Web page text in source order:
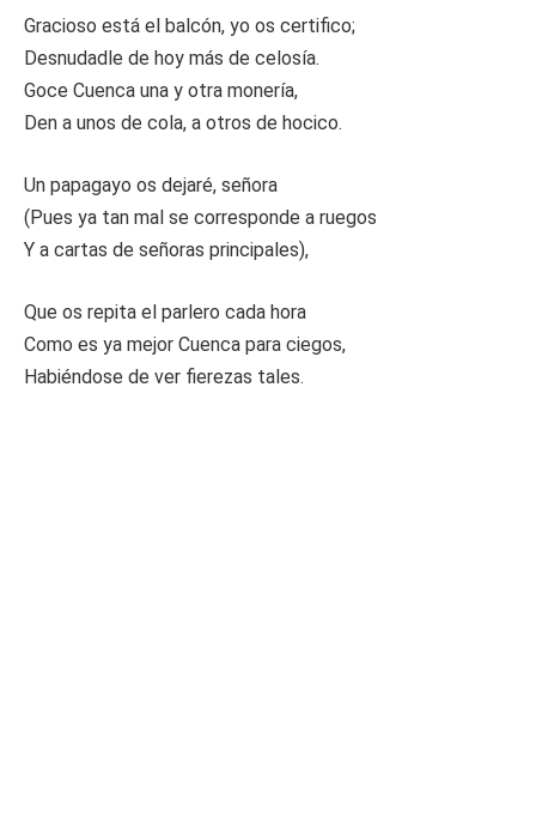
Gracioso está el balcón, yo os certifico;
Desnudadle de hoy más de celosía.
Goce Cuenca una y otra monería,
Den a unos de cola, a otros de hocico.
Un papagayo os dejaré, señora
(Pues ya tan mal se corresponde a ruegos
Y a cartas de señoras principales),
Que os repita el parlero cada hora
Como es ya mejor Cuenca para ciegos,
Habiéndose de ver fierezas tales.